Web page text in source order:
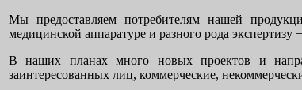
Мы предоставляем потребителям нашей
медицинской аппаратуре и разного рода
В наших планах много новых проектов и
заинтересованных лиц, коммерческие,